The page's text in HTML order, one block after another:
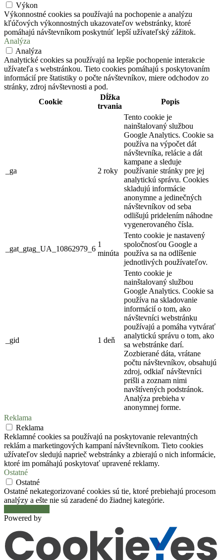
Výkon
Výkonnostné cookies sa používajú na pochopenie a analýzu
kľúčových výkonnostných ukazovateľov webstránky, ktoré
pomáhajú návštevníkom poskytnúť lepší užívateľský zážitok.
Analýza
Analýza
Analytické cookies sa používajú na lepšie pochopenie interakcie
užívateľa s webstránkou. Tieto cookies pomáhajú s poskytovaním
informácií pre štatistiky o počte návštevníkov, miere odchodov zo
stránky, zdroj návštevnosti a pod.
Cookie
Dĺžka
trvania
Popis
_ga 2 roky
Tento cookie je
nainštalovaný službou
Google Analytics. Cookie sa
používa na výpočet dát
návštevníka, relácie a dát
kampane a sleduje
používanie stránky pre jej
analytickú správu. Cookies
skladujú informácie
anonymne a jedinečných
návštevníkov od seba
odlišujú pridelením náhodne
vygenerovaného čísla.
_gat_gtag_UA_10862979_6
1
minúta
Tento cookie je nastavený
spoločnosťou Google a
používa sa na odlíšenie
jednotlivých používateľov.
_gid 1 deň
Tento cookie je
nainštalovaný službou
Google Analytics. Cookie sa
používa na skladovanie
informácií o tom, ako
návštevníci webstránku
používajú a pomáha vytvárať
analytickú správu o tom, ako
sa webstránke darí.
Zozbierané dáta, vrátane
počtu návštevníkov, obsahujú
zdroj, odkiaľ návštevníci
prišli a zoznam nimi
navštívených podstránok.
Analýza prebieha v
anonymnej forme.
Reklama
Reklama
Reklamné cookies sa používajú na poskytovanie relevantných
reklám a marketingových kampaní návštevníkom. Tieto cookies
užívateľov sledujú naprieč webstránky a zbierajú o nich informácie,
ktoré im pomáhajú poskytovať upravené reklamy.
Ostatné
Ostatné
Ostatné nekategorizované cookies sú tie, ktoré prebiehajú procesom
analýzy a ešte nie sú zaradené do žiadnej kategórie.
Powered by